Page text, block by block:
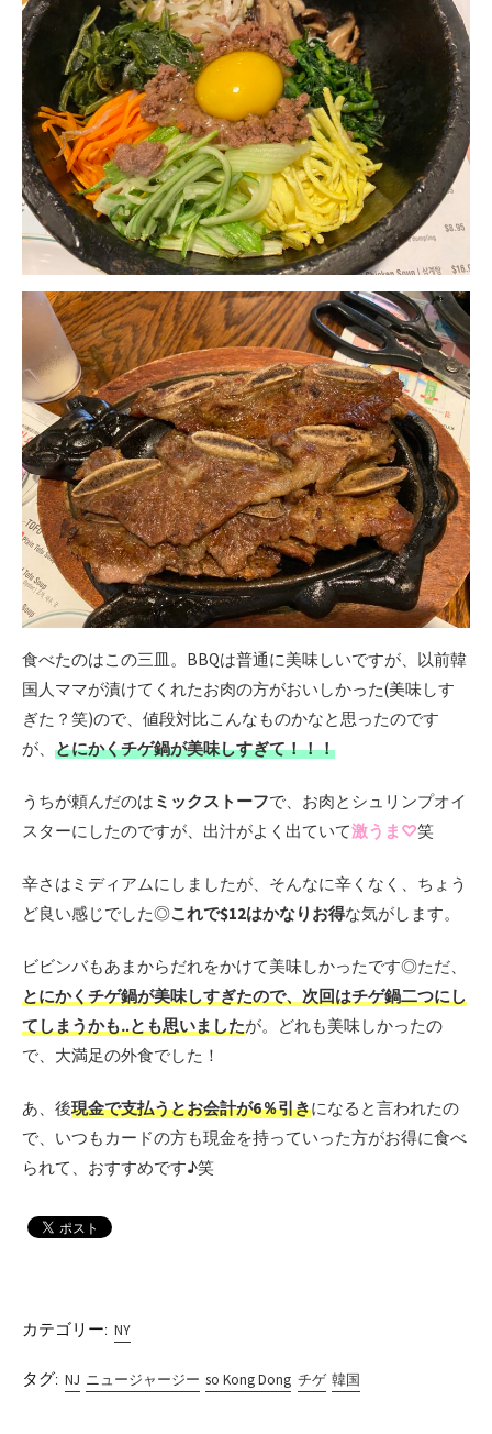
食べたのはこの三皿。BBQは普通に美味しいですが、以前韓
国人ママが漬けてくれたお肉の方がおいしかった(美味しす
ぎた？笑)ので、値段対比こんなものかなと思ったのです
が、 とにかくチゲ鍋が美味しすぎて！！！
うちが頼んだのは ミックストーフで、お肉とシュリンプオイ
スターにしたのですが、出汁がよく出ていて激うま♡笑
辛さはミディアムにしましたが、そんなに辛くなく、ちょう
ど良い感じでした◎これで$12はかなりお得な気がします。
ビビンバもあまからだれをかけて美味しかったです◎ただ、
とにかくチゲ鍋が美味しすぎたので、次回はチゲ鍋二つにし
てしまうかも‥とも思いましたが。どれも美味しかったの
で、大満足の外食でした！
あ、後現金で支払うとお会計が6％引きになると言われたの
で、いつもカードの方も現金を持っていった方がお得に食べ
られて、おすすめです♪笑
カテゴリー: NY
タグ: NJ ニュージャージー so Kong Dong チゲ 韓国